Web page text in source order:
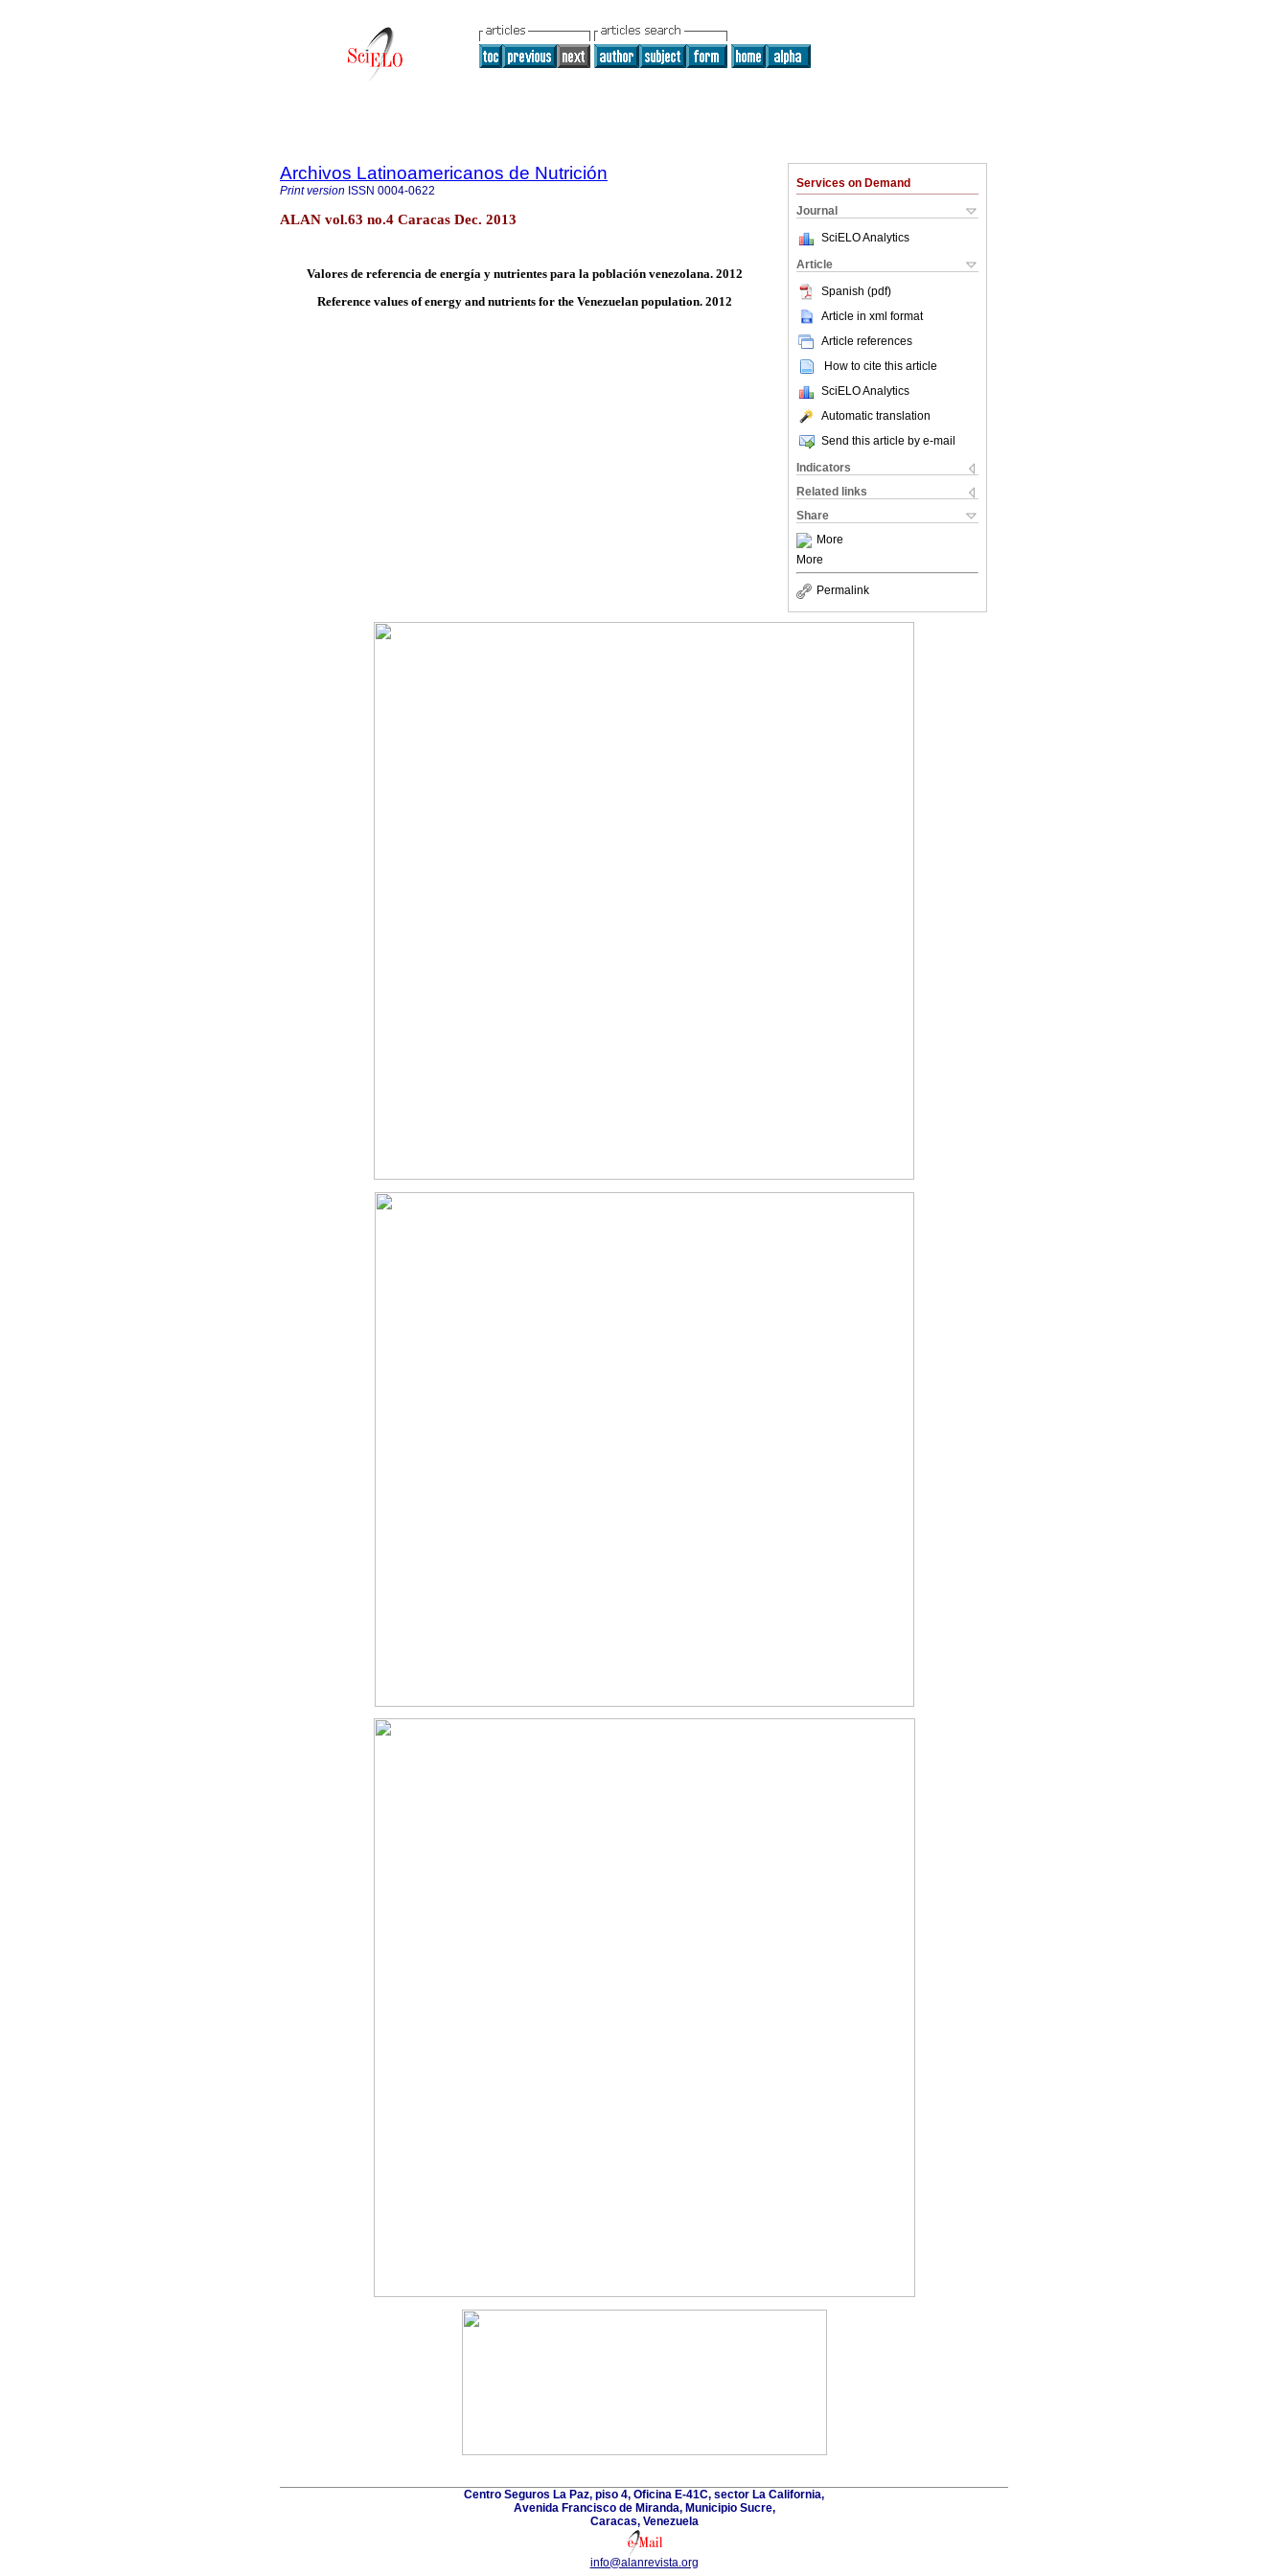
Services on Demand
Journal
SciELO Analytics
Article
Spanish (pdf)
Article in xml format
Article references
How to cite this article
SciELO Analytics
Automatic translation
Send this article by e-mail
Indicators
Related links
Share
More
More
Permalink
Archivos Latinoamericanos de Nutrición
Print version ISSN 0004-0622
ALAN vol.63 no.4 Caracas Dec. 2013
Valores de referencia de energía y nutrientes para la población venezolana. 2012
Reference values of energy and nutrients for the Venezuelan population. 2012
Centro Seguros La Paz, piso 4, Oficina E-41C, sector La California,
Avenida Francisco de Miranda, Municipio Sucre,
Caracas, Venezuela
info@alanrevista.org